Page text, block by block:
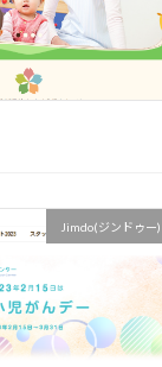
Jimdo(ジンドゥー)